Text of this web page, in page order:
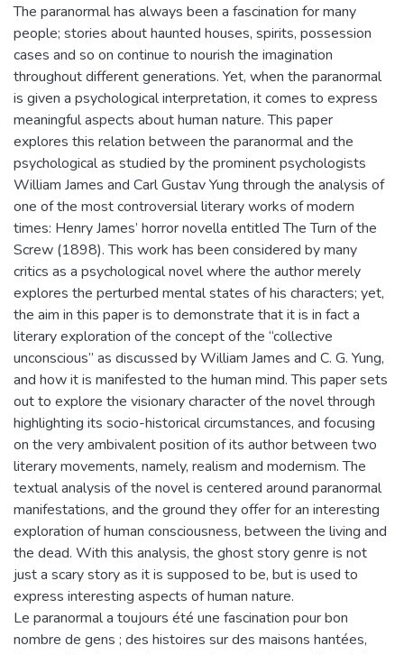
The paranormal has always been a fascination for many
people; stories about haunted houses, spirits, possession
cases and so on continue to nourish the imagination
throughout different generations. Yet, when the paranormal
is given a psychological interpretation, it comes to express
meaningful aspects about human nature. This paper
explores this relation between the paranormal and the
psychological as studied by the prominent psychologists
William James and Carl Gustav Yung through the analysis of
one of the most controversial literary works of modern
times: Henry James’ horror novella entitled The Turn of the
Screw (1898). This work has been considered by many
critics as a psychological novel where the author merely
explores the perturbed mental states of his characters; yet,
the aim in this paper is to demonstrate that it is in fact a
literary exploration of the concept of the “collective
unconscious” as discussed by William James and C. G. Yung,
and how it is manifested to the human mind. This paper sets
out to explore the visionary character of the novel through
highlighting its socio-historical circumstances, and focusing
on the very ambivalent position of its author between two
literary movements, namely, realism and modernism. The
textual analysis of the novel is centered around paranormal
manifestations, and the ground they offer for an interesting
exploration of human consciousness, between the living and
the dead. With this analysis, the ghost story genre is not
just a scary story as it is supposed to be, but is used to
express interesting aspects of human nature.
Le paranormal a toujours été une fascination pour bon
nombre de gens ; des histoires sur des maisons hantées,